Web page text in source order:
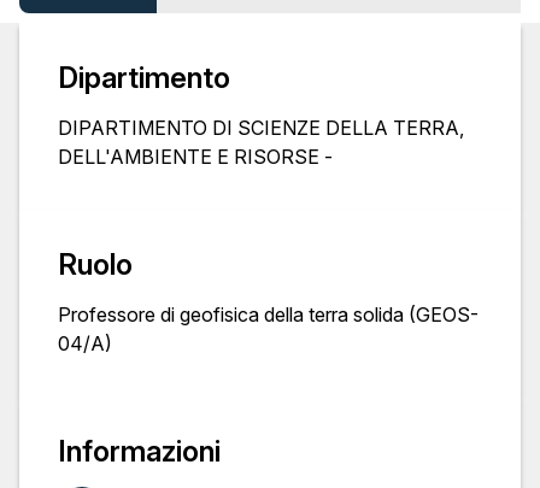
Dipartimento
DIPARTIMENTO DI SCIENZE DELLA TERRA,
DELL'AMBIENTE E RISORSE -
Ruolo
Professore di geofisica della terra solida (GEOS-
04/A)
Informazioni